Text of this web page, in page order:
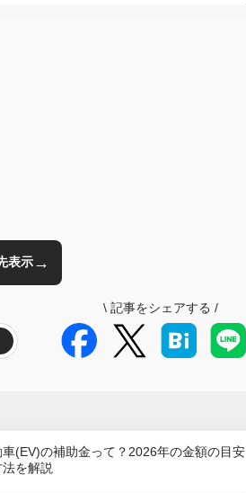
表示→
\ 記事をシェアする /
車(EV)の補助金って？2026年の金額の目安
を解説